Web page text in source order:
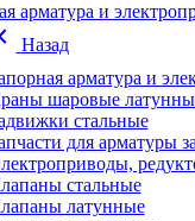
арматура и
Назад
арматура и
шаровые
стальные
для арматуры
стальные
латунные